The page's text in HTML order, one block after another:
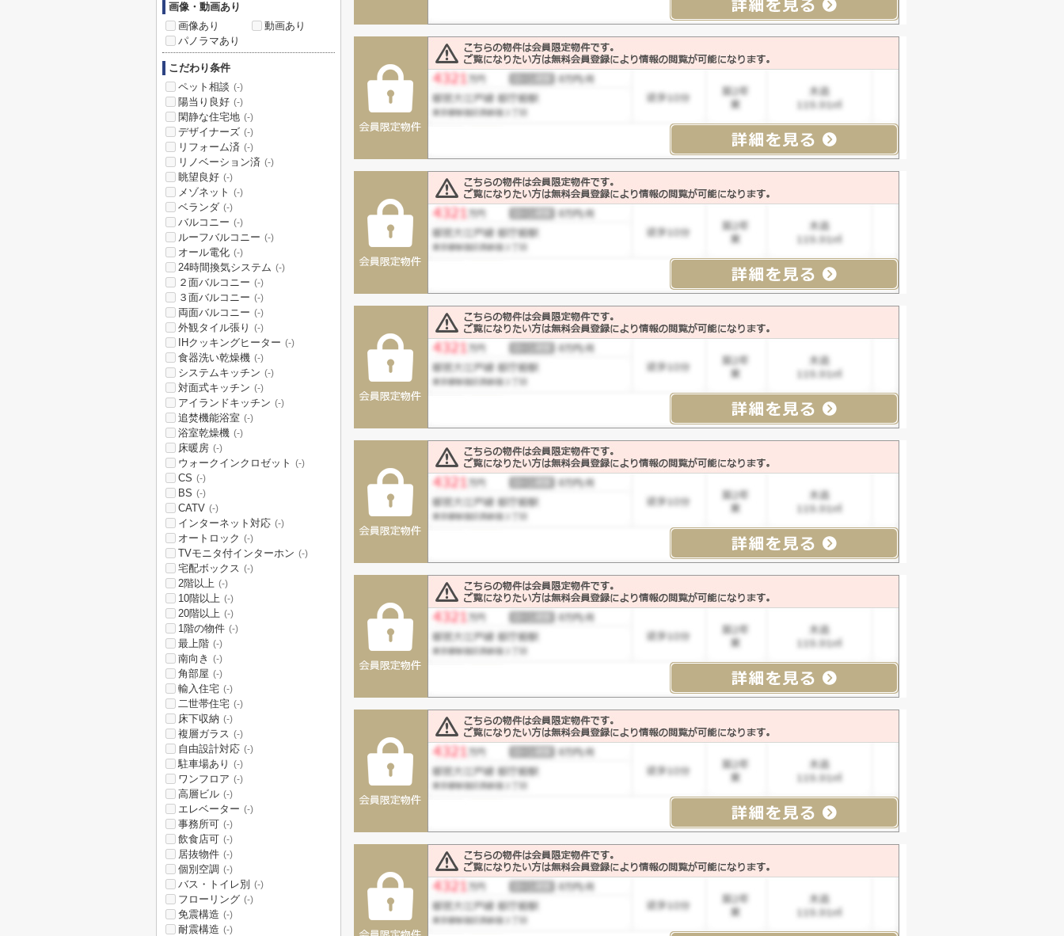
画像・動画あり
画像あり
動画あり
パノラマあり
こだわり条件
ペット相談 (-)
陽当り良好 (-)
閑静な住宅地 (-)
デザイナーズ (-)
リフォーム済 (-)
リノベーション済 (-)
眺望良好 (-)
メゾネット (-)
ベランダ (-)
バルコニー (-)
ルーフバルコニー (-)
オール電化 (-)
24時間換気システム (-)
２面バルコニー (-)
３面バルコニー (-)
両面バルコニー (-)
外観タイル張り (-)
IHクッキングヒーター (-)
食器洗い乾燥機 (-)
システムキッチン (-)
対面式キッチン (-)
アイランドキッチン (-)
追焚機能浴室 (-)
浴室乾燥機 (-)
床暖房 (-)
ウォークインクロゼット (-)
CS (-)
BS (-)
CATV (-)
インターネット対応 (-)
オートロック (-)
TVモニタ付インターホン (-)
宅配ボックス (-)
2階以上 (-)
10階以上 (-)
20階以上 (-)
1階の物件 (-)
最上階 (-)
南向き (-)
角部屋 (-)
輸入住宅 (-)
二世帯住宅 (-)
床下収納 (-)
複層ガラス (-)
自由設計対応 (-)
駐車場あり (-)
ワンフロア (-)
高層ビル (-)
エレベーター (-)
事務所可 (-)
飲食店可 (-)
居抜物件 (-)
個別空調 (-)
バス・トイレ別 (-)
フローリング (-)
免震構造 (-)
耐震構造 (-)